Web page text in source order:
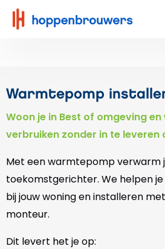
Hoppenbrouwers
|
Warmtepomp
Woon je in Best of omgeving
verbruiken zonder in te
Met een warmtepomp verwarm
toekomstgerichter. We helpen
bij jouw woning en installeren
monteur.
Dit levert het je op: